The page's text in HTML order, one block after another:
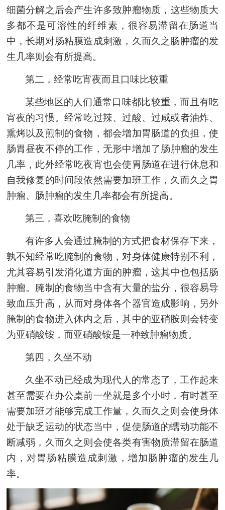
细菌分解之后会产生许多致肿瘤物质，这些物质大
多都不是可溶性的纤维素，很容易滞留在肠道当
中，长期对肠粘膜造成刺激，久而久之肠肿瘤的发
生几率则会有所提高。
第二，经常吃宵夜而且口味比较重
某些地区的人们通常口味都比较重，而且有吃
宵夜的习惯。经常吃过辣、过酸、过咸或者油炸、
熏烤以及煎制的食物，都会增加胃肠道的负担，使
肠胃昼夜不停的工作，无形中增加了肠肿瘤的发生
几率，此外经常吃夜宵也会使胃肠道在进行休息和
自我修复的时间段依然需要加班工作，久而久之胃
肿瘤、肠肿瘤的发生几率都会有所提高。
第三，喜欢吃腌制的食物
有许多人会通过腌制的方式把食材保存下来，
孰不知经常吃腌制的食物，对身体健康特别不利，
尤其容易引发消化道方面的肿瘤，这其中也包括肠
肿瘤。腌制的食物当中含有大量的盐分，很容易导
致血压升高，从而对身体各个器官造成影响，另外
腌制的食物进入体内之后，其中的亚硝胺则会转变
为亚硝酸铵，而亚硝酸铵是一种致肿瘤物质。
第四，久坐不动
久坐不动已经成为现代人的常态了，工作起来
甚至需要在办公桌前一坐就是多个小时，有时甚至
需要加班才能够完成工作量，久而久之则会使身体
处于缺乏运动的状态当中，促使肠道的蠕动功能不
断减弱，久而久之则会使各类有害物质滞留在肠道
内，对胃肠粘膜造成刺激，增加肠肿瘤的发生几
率。